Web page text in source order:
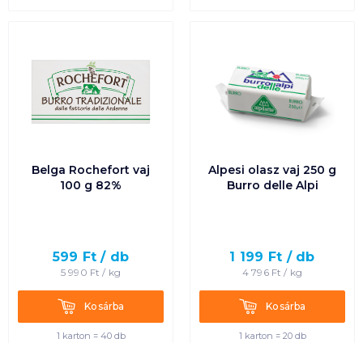
Belga Rochefort vaj
100 g 82%
599 Ft / db
5 990 Ft / kg
KosárbaKosárba
1 karton = 40 db
Alpesi olasz vaj 250 g
Burro delle Alpi
1 199 Ft / db
4 796Ft / kg
KosárbaKosárba
1 karton = 20 db